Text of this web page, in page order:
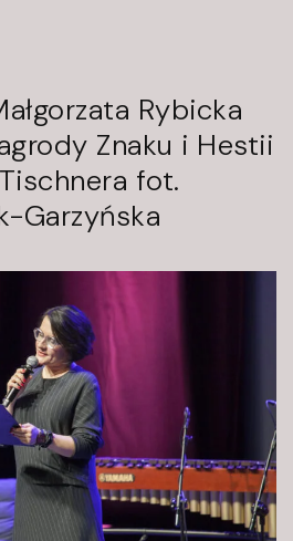
Rybicka
Znaku i Hestii
fot.
Garzyńska